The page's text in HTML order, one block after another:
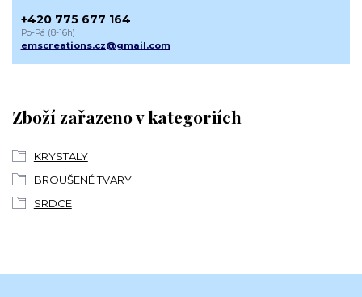
Zboží zařazeno v kategoriích
KRYSTALY
BROUŠENÉ TVARY
SRDCE
+420 775 677 164
Po-Pá (8-16h)
emscreations.cz@gmail.com